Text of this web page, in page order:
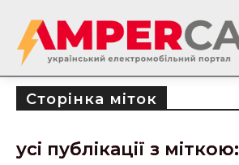
Сторінка міток
усі публікації з міткою: